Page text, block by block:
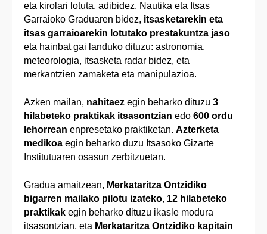
eta kirolari lotuta, adibidez. Nautika eta Itsas
Garraioko Graduaren bidez, itsasketarekin eta
itsas garraioarekin lotutako prestakuntza jaso
eta hainbat gai landuko dituzu: astronomia,
meteorologia, itsasketa radar bidez, eta
merkantzien zamaketa eta manipulazioa.
Azken mailan, nahitaez egin beharko dituzu 3
hilabeteko praktikak itsasontzian edo 600 ordu
lehorrean enpresetako praktiketan. Azterketa
medikoa egin beharko duzu Itsasoko Gizarte
Institutuaren osasun zerbitzuetan.
Gradua amaitzean, Merkataritza Ontzidiko
bigarren mailako pilotu izateko, 12 hilabeteko
praktikak egin beharko dituzu ikasle modura
itsasontzian, eta Merkataritza Ontzidiko kapitain